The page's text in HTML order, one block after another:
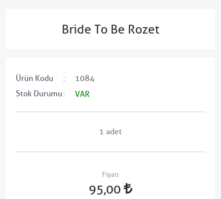
Bride To Be Rozet
Ürün Kodu
1084
Stok Durumu
VAR
1 adet
Fiyatı
95,00